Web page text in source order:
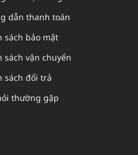
dẫn thanh toán
sách bảo mật
sách vận chuyển
sách đổi trả
thường gặp